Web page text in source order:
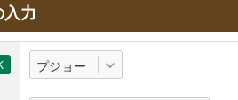
力
プジョー